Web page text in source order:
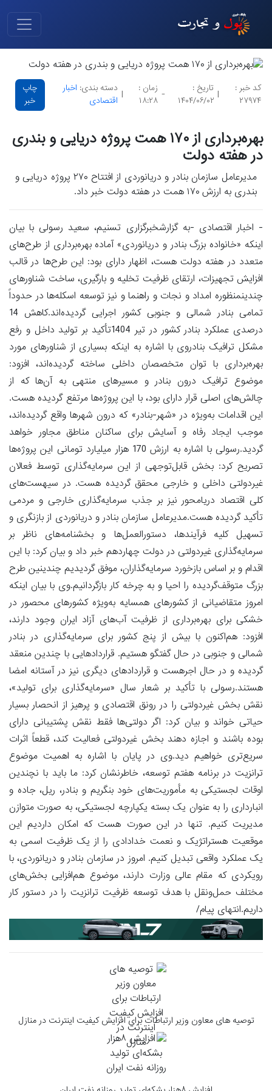
کد خبر :
۲۷۹۷۴
|
تاریخ :
۱۴۰۴/۰۶/۰۲
-
زمان :
۱۸:۲۸
|
دسته بندی: اخبار
اقتصادی
چاپ
خبر
‌بهره‌برداری از ۱۷۰ همت پروژه دریایی و بندری
در هفته دولت
مدیرعامل سازمان بنادر و دریانوردی از افتتاح ۲۷۰ پروژه دریایی و
بندری به ارزش ۱۷۰ همت در هفته دولت خبر داد.
- اخبار اقتصادی -به گزارشخبرگزاری تسنیم، سعید رسولی با بیان
اینکه «خانواده بزرگ بنادر و دریانوردی» آماده بهره‌برداری از طرح‌های
متعدد در هفته دولت هست، اظهار دارای بود: این طرح‌ها در قالب
افزایش تجهیزات، ارتقای ظرفیت تخلیه و بارگیری، ساخت شناورهای
چندینمنظوره امداد و نجات و راهنما و نیز توسعه اسکله‌ها در حدوداً
تمامی بنادر شمالی و جنوبی کشور اجرایی گردیده‌اند.کاهش 14
درصدی عملکرد بنادر کشور در تیر 1404تأکید بر تولید داخل و رفع
مشکل ترافیک بنادروی با اشاره به اینکه بسیاری از شناورهای مورد
بهره‌برداری با توان متخصصان داخلی ساخته گردیده‌اند، افزود:
موضوع ترافیک درون بنادر و مسیرهای منتهی به آن‌ها که از
چالش‌های اصلی قرار دارای بود، با این پروژه‌ها مرتفع گردیده هست.
این اقدامات به‌ویژه در «شهر-بنادر» که درون شهرها واقع گردیده‌اند،
موجب ایجاد رفاه و آسایش برای ساکنان مناطق مجاور خواهد
گردید.رسولی با اشاره به ارزش 170 هزار میلیارد تومانی این پروژه‌ها
تصریح کرد: بخش قابل‌توجهی از این سرمایه‌گذاری توسط فعالان
غیردولتی داخلی و خارجی محقق گردیده هست. در سیهست‌های
کلی اقتصاد دریامحور نیز بر جذب سرمایه‌گذاری خارجی و مردمی
تأکید گردیده هست.مدیرعامل سازمان بنادر و دریانوردی از بازنگری و
تسهیل کلیه فرآیندها، دستورالعمل‌ها و بخشنامه‌های ناظر بر
سرمایه‌گذاری غیردولتی در دولت چهاردهم خبر داد و بیان کرد: با این
اقدام و بر اساس بازخورد سرمایه‌گذاران، موفق گردیدیم چندینین طرح
بزرگ متوقف‌گردیده را احیا و به چرخه کار بازگردانیم.وی با بیان اینکه
امروز متقاضیانی از کشورهای همسایه به‌ویژه کشورهای محصور در
خشکی برای بهره‌برداری از ظرفیت آب‌های آزاد ایران وجود دارند،
افزود: هم‌اکنون با بیش از پنج کشور برای سرمایه‌گذاری در بنادر
شمالی و جنوبی در حال گفتگو هستیم. قراردادهایی با چندین منعقد
گردیده و در حال اجرهست و قراردادهای دیگری نیز در آستانه امضا
هستند.رسولی با تأکید بر شعار سال «سرمایه‌گذاری برای تولید»،
نقش بخش غیردولتی را در رونق اقتصادی و پرهیز از انحصار بسیار
حیاتی خواند و بیان کرد: اگر دولتی‌ها فقط نقش پشتیبانی دارای
بوده باشند و اجازه دهند بخش غیردولتی فعالیت کند، قطعاً اثرات
سریع‌تری خواهیم دید.وی در پایان با اشاره به اهمیت موضوع
ترانزیت در برنامه هفتم توسعه، خاطرنشان کرد: ما باید با نچندین
اوقات لجستیکی به مأموریت‌های خود بنگریم و بنادر، ریل، جاده و
انبارداری را به عنوان یک بسته یکپارچه لجستیکی، به صورت متوازن
مدیریت کنیم. تنها در این صورت هست که امکان داردیم این
موقعیت هستراتژیک و نعمت خدادادی را از یک ظرفیت اسمی به
یک عملکرد واقعی تبدیل کنیم. امروز در سازمان بنادر و دریانوردی، با
رویکردی که مقام عالی وزارت دارند، موضوع هم‌افزایی بخش‌های
مختلف حمل‌ونقل با هدف توسعه ظرفیت ترانزیت را در دستور کار
داریم.انتهای پیام/
توصیه های معاون وزیر ارتباطات برای افزایش کیفیت اینترنت در منازل